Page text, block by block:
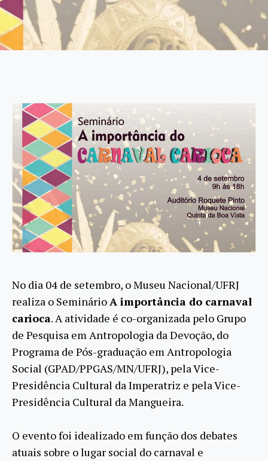
No dia 04 de setembro, o Museu Nacional/UFRJ
realiza o SeminárioA importância do carnaval
carioca. A atividade é co-organizada pelo Grupo
de Pesquisa em Antropologia da Devoção, do
Programa de Pós-graduação em Antropologia
Social (GPAD/PPGAS/MN/UFRJ), pela Vice-
Presidência Cultural da Imperatriz e pela Vice-
Presidência Cultural da Mangueira.
O evento foi idealizado em função dos debates
atuais sobre o lugar social do carnaval e